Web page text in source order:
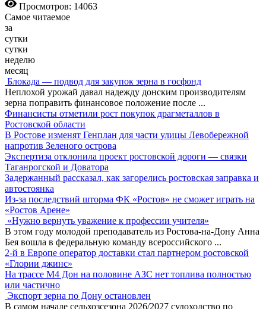
Просмотров: 14063
Самое читаемое
за
сутки
сутки
неделю
месяц
Блокада — подвод для закупок зерна в госфонд
Неплохой урожай давал надежду донским производителям
зерна поправить финансовое положение после ...
Финансисты отметили рост покупок драгметаллов в
Ростовской области
В Ростове изменят Генплан для части улицы Левобережной
напротив Зеленого острова
Экспертиза отклонила проект ростовской дороги — связки
Таганрогской и Доватора
Задержанный рассказал, как загорелись ростовская заправка и
автостоянка
Из-за последствий шторма ФК «Ростов» не сможет играть на
«Ростов Арене»
«Нужно вернуть уважение к профессии учителя»
В этом году молодой преподаватель из Ростова-на-Дону Анна
Бея вошла в федеральную команду всероссийского ...
2-й в Европе оператор доставки стал партнером ростовской
«Глории джинс»
На трассе М4 Дон на половине АЗС нет топлива полностью
или частично
Экспорт зерна по Дону остановлен
В самом начале сельхозсезона 2026/2027 судоходство по